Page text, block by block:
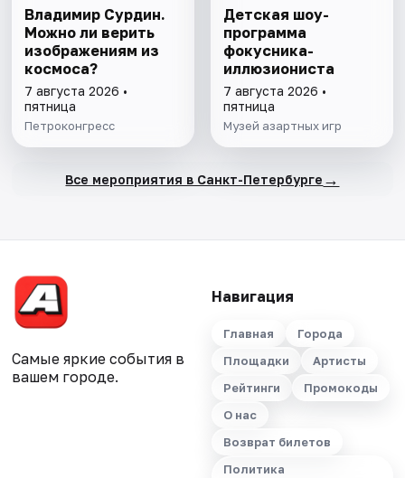
Владимир Сурдин.
Можно ли верить
изображениям из
космоса?
7 августа 2026 •
пятница
Петроконгресс
Детская шоу-
программа
фокусника-
иллюзиониста
7 августа 2026 •
пятница
Музей азартных игр
Все мероприятия в Санкт-Петербурге →
Самые яркие события в
вашем городе.
Навигация
Главная
Города
Площадки
Артисты
Рейтинги
Промокоды
О нас
Возврат билетов
Политика